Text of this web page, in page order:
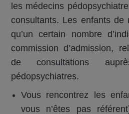
les médecins
consultants. Les enfants
qu’un certain nombre
commission d’admission,
de consultations
pédopsychiatres.
Vous rencontrez les
vous n’êtes pas